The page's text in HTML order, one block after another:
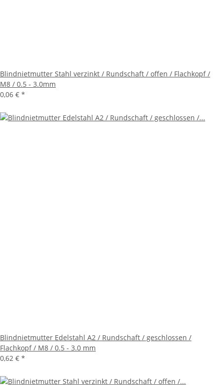
Blindnietmutter Stahl verzinkt / Rundschaft / offen / Flachkopf /
M8 / 0.5 - 3.0mm
0,06 € *
Blindnietmutter Edelstahl A2 / Rundschaft / geschlossen /
Flachkopf / M8 / 0.5 - 3.0 mm
0,62 € *